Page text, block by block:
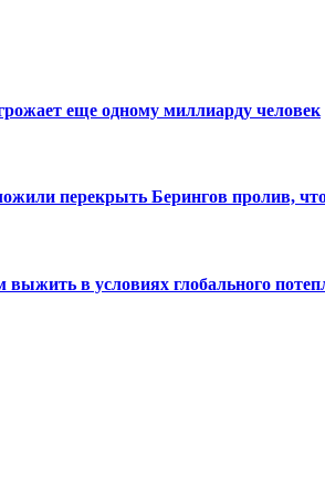
еще одному миллиарду человек
перекрыть Берингов пролив,
в условиях глобального